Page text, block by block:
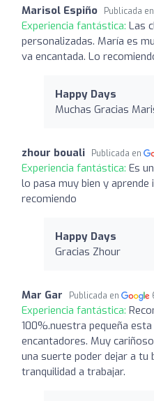
Marisol Espiño Publicada en
Experiencia fantástica: Las
personalizadas. María es
va encantada. Lo
Happy Days
Muchas Gracias
zhour bouali Publicada en
Experiencia fantástica: Es
lo pasa muy bien y
recomiendo
Happy Days
Gracias Zhour
Mar Gar Publicada en
Experiencia fantástica:
100%.nuestra pequeña
encantadores. Muy
una suerte poder dejar a tu
tranquilidad a trabajar.